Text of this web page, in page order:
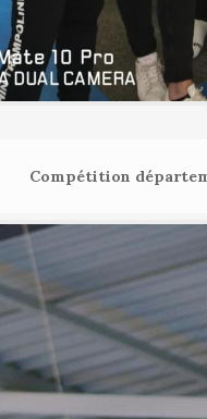
Compétition